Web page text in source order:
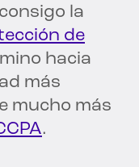
la
de
hacia
más
mucho más
.